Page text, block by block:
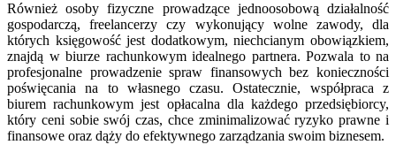
Również osoby fizyczne prowadzące jednoosobową działalność
gospodarczą, freelancerzy czy wykonujący wolne zawody, dla
których księgowość jest dodatkowym, niechcianym obowiązkiem,
znajdą w biurze rachunkowym idealnego partnera. Pozwala to na
profesjonalne prowadzenie spraw finansowych bez konieczności
poświęcania na to własnego czasu. Ostatecznie, współpraca z
biurem rachunkowym jest opłacalna dla każdego przedsiębiorcy,
który ceni sobie swój czas, chce zminimalizować ryzyko prawne i
finansowe oraz dąży do efektywnego zarządzania swoim biznesem.